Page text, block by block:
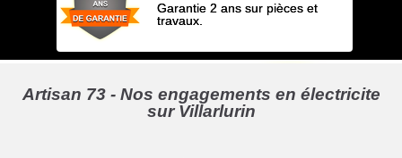
Garantie 2 ans sur pièces et
travaux.
Artisan 73 - Nos engagements en électricite
sur Villarlurin